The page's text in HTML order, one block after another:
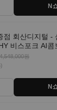
N
점 회산디지털 -
비스포크 AI콤
1등급
4,548,000원
N